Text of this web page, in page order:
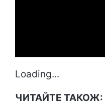
Loading...
ЧИТАЙТЕ ТАКОЖ: